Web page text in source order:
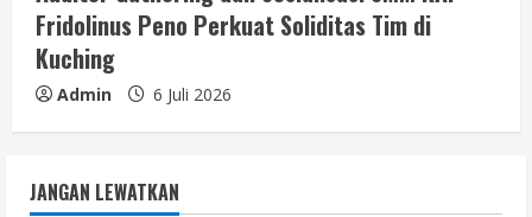
Fridolinus Peno Perkuat Soliditas Tim di
Kuching
Admin 6 Juli 2026
JANGAN LEWATKAN